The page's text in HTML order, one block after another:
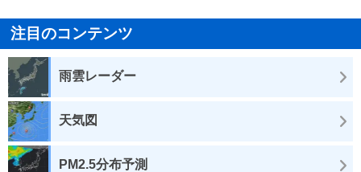
注目のコンテンツ
雨雲レーダー
天気図
PM2.5分布予測